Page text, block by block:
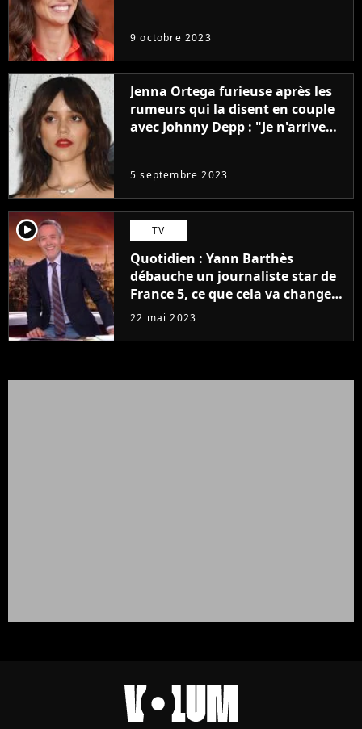
9 octobre 2023
Jenna Ortega furieuse après les
rumeurs qui la disent en couple
avec Johnny Depp : "Je n'arrive
5 septembre 2023
player2 TV
Quotidien : Yann Barthès
débauche un journaliste star de
France 5, ce que cela va changer
à la rentrée
22 mai 2023